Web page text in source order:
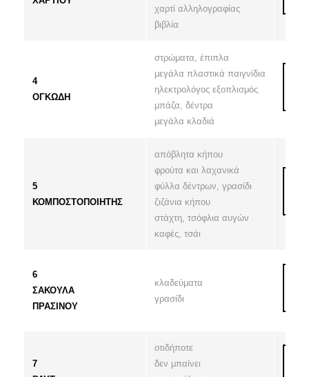
χαρτί αλληλογραφίας
βιβλία
4
ΟΓΚΩΔΗ
στρώματα, έπιπλα
μεγάλα πλαστικά παιγνίδια
ηλεκτρολόγος εξοπλισμός
μπάζα, δέντρα
μεγάλα κλαδιά
5
ΚΟΜΠΟΣΤΟΠΟΙΗΤΗΣ
απόβλητα κήπου
φρούτα και λαχανικά
φύλλα δέντρων, γρασίδι
ζιζάνια κήπου
στάχτη, τσόφλια αυγών
καφές, τσάι
6
ΣΑΚΟΥΛΑ
ΠΡΑΣΙΝΟΥ
κλαδεύματα
γρασίδι
7
οτιδήποτε
δεν μπαίνει